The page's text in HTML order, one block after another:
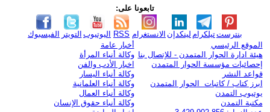
تابعونا على:
الفيسبوك التويتر اليوتيوب RSS الانستغرام لينكدإن تيلكرامبنترست
الموقع الرئيسي
هيئة ادارة الحوار المتمدن - للإتصال بنا
إحصائيات مؤسسة الحوار المتمدن
قواعد النشر
ابرز كتاب / كاتبات الحوار المتمدن
يوتيوب التمدن
مكتبة التمدن
أخبار عامة
وكالة أنباء المرأة
اخبار الأدب والفن
وكالة أنباء اليسار
وكالة أنباء العلمانية
وكالة أنباء العمال
وكالة أنباء حقوق الإنسان